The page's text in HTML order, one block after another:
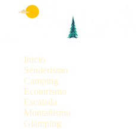
Inicio
Senderismo
Camping
Ecoturismo
Escalada
Montañismo
Glamping